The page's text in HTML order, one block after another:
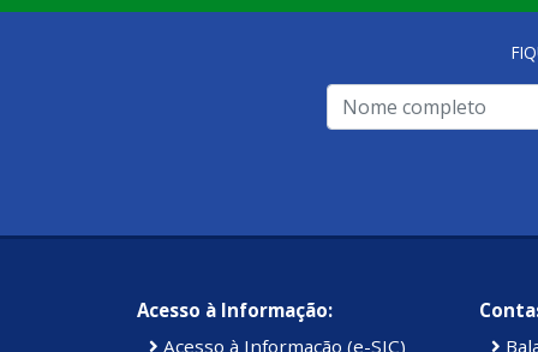
Acesso à Informação:
Acesso à Informação (e-SIC)